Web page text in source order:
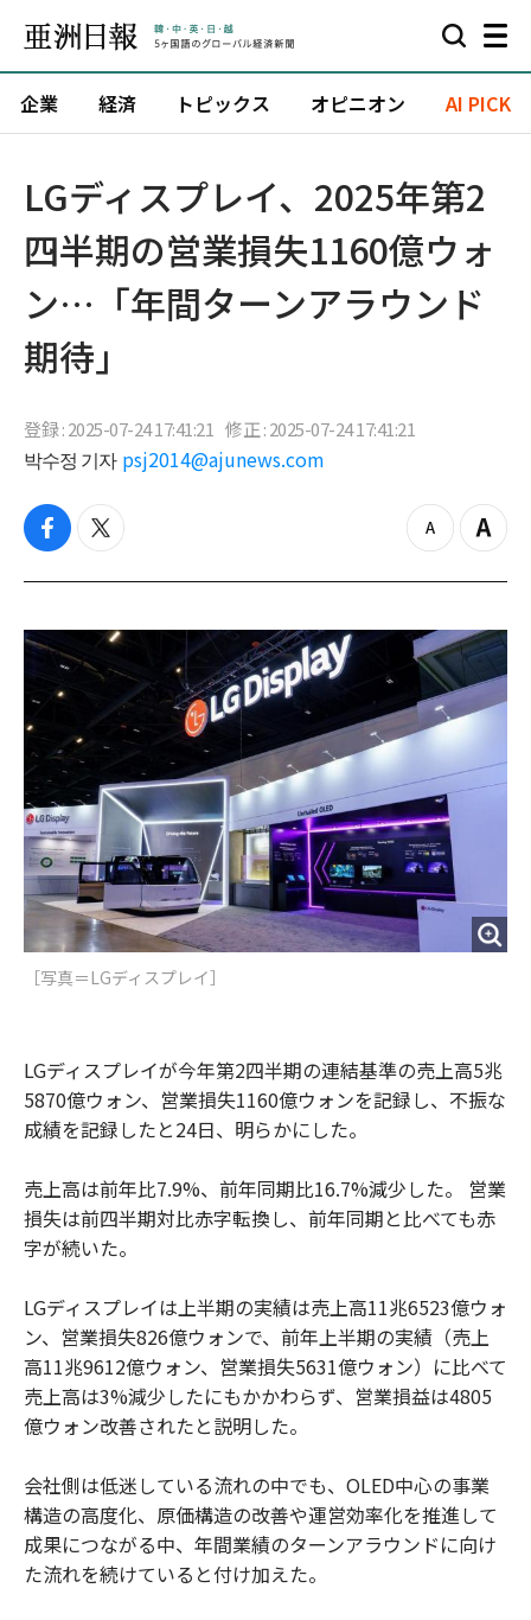
企業 経済 トピックス オピニオン AI PICK
LGディスプレイ、2025年第2
四半期の営業損失1160億ウォ
ン…「年間ターンアラウンド
期待」
登録 : 2025-07-24 17:41:21 修正 : 2025-07-24 17:41:21
박수정 기자 psj2014@ajunews.com
f
c
b
o
k
t
i
t
e
r
z
o
o
u
t
Z
o
i
n
［写真＝LGディスプレイ］
LGディスプレイが今年第2四半期の連結基準の売上高5兆
5870億ウォン、営業損失1160億ウォンを記録し、不振な
成績を記録したと24日、明らかにした。
売上高は前年比7.9%、前年同期比16.7%減少した。 営業
損失は前四半期対比赤字転換し、前年同期と比べても赤
字が続いた。
LGディスプレイは上半期の実績は売上高11兆6523億ウォ
ン、営業損失826億ウォンで、前年上半期の実績（売上
高11兆9612億ウォン、営業損失5631億ウォン）に比べて
売上高は3%減少したにもかかわらず、営業損益は4805
億ウォン改善されたと説明した。
会社側は低迷している流れの中でも、OLED中心の事業
構造の高度化、原価構造の改善や運営効率化を推進して
成果につながる中、年間業績のターンアラウンドに向け
た流れを続けていると付け加えた。